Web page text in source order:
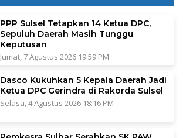
PPP Sulsel Tetapkan 14 Ketua DPC,
Sepuluh Daerah Masih Tunggu
Keputusan
Jumat, 7 Agustus 2026 19:59 PM
Dasco Kukuhkan 5 Kepala Daerah Jadi
Ketua DPC Gerindra di Rakorda Sulsel
Selasa, 4 Agustus 2026 18:16 PM